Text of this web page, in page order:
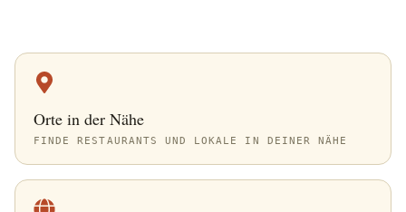
Orte in der Nähe
FINDE RESTAURANTS UND LOKALE IN DEINER NÄHE